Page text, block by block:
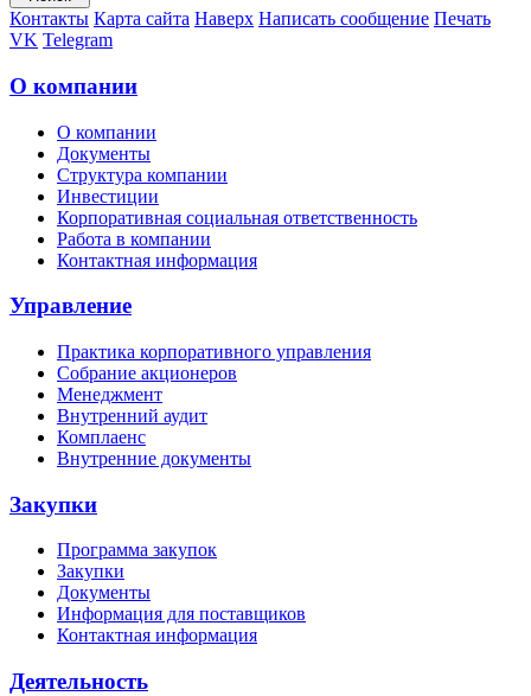
Контакты Карта сайта Наверх Написать сообщение Печать
VK Telegram
О компании
О компании
Документы
Структура компании
Инвестиции
Корпоративная социальная ответственность
Работа в компании
Контактная информация
Управление
Практика корпоративного управления
Собрание акционеров
Менеджмент
Внутренний аудит
Комплаенс
Внутренние документы
Закупки
Программа закупок
Закупки
Документы
Информация для поставщиков
Контактная информация
Деятельность